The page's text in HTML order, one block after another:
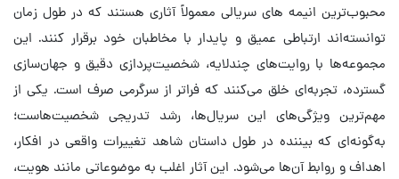
محبوب‌ترین انیمه های سریالی معمولاً آثاری هستند که در طول زمان
توانسته‌اند ارتباطی عمیق و پایدار با مخاطبان خود برقرار کنند. این
مجموعه‌ها با روایت‌های چندلایه، شخصیت‌پردازی دقیق و جهان‌سازی
گسترده، تجربه‌ای خلق می‌کنند که فراتر از سرگرمی صرف است. یکی از
مهم‌ترین ویژگی‌های این سریال‌ها، رشد تدریجی شخصیت‌هاست؛
به‌گونه‌ای که بیننده در طول داستان شاهد تغییرات واقعی در افکار،
اهداف و روابط آن‌ها می‌شود. این آثار اغلب به موضوعاتی مانند هویت،